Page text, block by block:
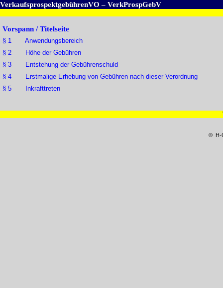
VerkaufsprospektgebührenVO – VerkProspGebV
Vorspann / Titelseite
§ 1 Anwendungsbereich
§ 2 Höhe der Gebühren
§ 3 Entstehung der Gebührenschuld
§ 4 Erstmalige Erhebung von Gebühren nach dieser Verordnung
§ 5 Inkrafttreten
© H-